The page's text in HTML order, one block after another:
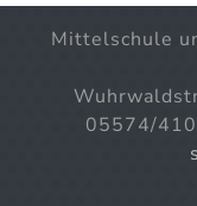
Mittelschule
05574/